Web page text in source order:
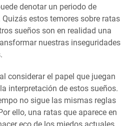
denotar un periodo de
estos temores sobre ratas
sueños son en realidad una
nuestras inseguridades
considerar el papel que juegan
interpretación de estos sueños.
no sigue las mismas reglas
ello, una ratas que aparece en